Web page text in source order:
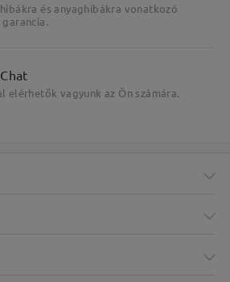
és anyaghibákra vonatkozó
elérhetők vagyunk az Ön számára.